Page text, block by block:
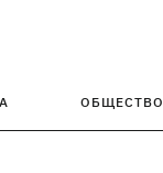
ОБЩЕСТВО